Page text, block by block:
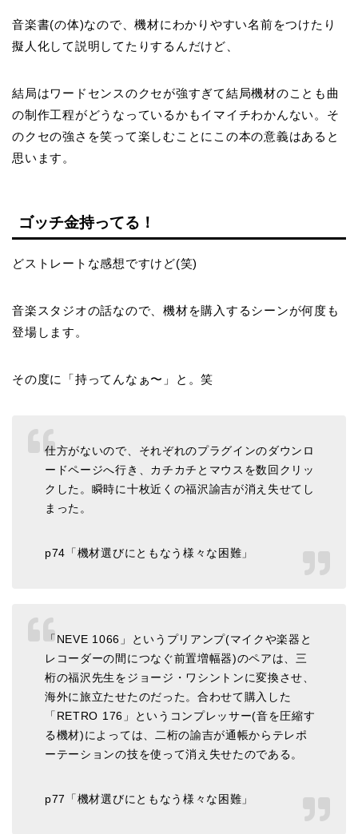
音楽書(の体)なので、機材にわかりやすい名前をつけたり
擬人化して説明してたりするんだけど、
結局はワードセンスのクセが強すぎて結局機材のことも曲
の制作工程がどうなっているかもイマイチわかんない。そ
のクセの強さを笑って楽しむことにこの本の意義はあると
思います。
ゴッチ金持ってる！
どストレートな感想ですけど(笑)
音楽スタジオの話なので、機材を購入するシーンが何度も
登場します。
その度に「持ってんなぁ〜」と。笑
仕方がないので、それぞれのプラグインのダウンロ
ードページへ行き、カチカチとマウスを数回クリッ
クした。瞬時に十枚近くの福沢諭吉が消え失せてし
まった。
p74「機材選びにともなう様々な困難」
「NEVE 1066」というプリアンプ(マイクや楽器と
レコーダーの間につなぐ前置増幅器)のペアは、三
桁の福沢先生をジョージ・ワシントンに変換させ、
海外に旅立たせたのだった。合わせて購入した
「RETRO 176」というコンプレッサー(音を圧縮す
る機材)によっては、二桁の諭吉が通帳からテレポ
ーテーションの技を使って消え失せたのである。
p77「機材選びにともなう様々な困難」